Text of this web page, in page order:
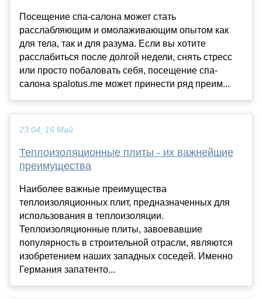
Посещение спа-салона может стать
расслабляющим и омолаживающим опытом как
для тела, так и для разума. Если вы хотите
расслабиться после долгой недели, снять стресс
или просто побаловать себя, посещение спа-
салона spalotus.me может принести ряд преим...
23:04, 16 Май
Теплоизоляционные плиты - их важнейшие
преимущества
Наиболее важные преимущества
теплоизоляционных плит, предназначенных для
использования в теплоизоляции.
Теплоизоляционные плиты, завоевавшие
популярность в строительной отрасли, являются
изобретением наших западных соседей. Именно
Германия запатенто...